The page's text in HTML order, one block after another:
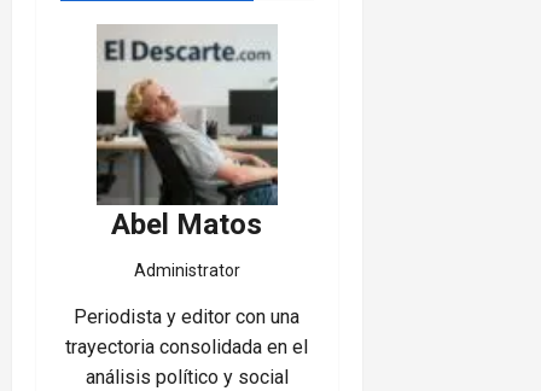
Abel Matos
Administrator
Periodista y editor con una
trayectoria consolidada en el
análisis político y social